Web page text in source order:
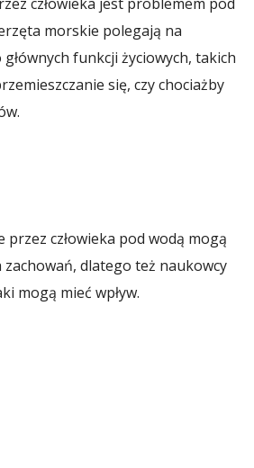
morskie polegają na
funkcji życiowych, takich
się, czy chociażby
człowieka pod wodą mogą
zachowań, dlatego też naukowcy
mogą mieć wpływ.